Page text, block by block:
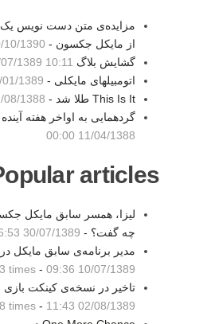
مزایده‌ی متن دست نویس یک
از مایکل جکسون - 1390 12:15
گشایش بلاگ eMJey.com - 1389 10:11
اتومبیلهای مایکلی - 1389 11:33
This Is It طلا شد -
1388 17:32
گردهمایی به اواخر هفته
11/04/1388 00:00
articles:
لیزا، همسر سابق مایکل
چه گفت؟ - 30/07/1389 16:53
مدیر برنامه‌ی سابق مایکل
10/07/1389 09:36
-
times
تاخیر در نسخه‌ی کینکت
02/08/1389 11:43
-
times